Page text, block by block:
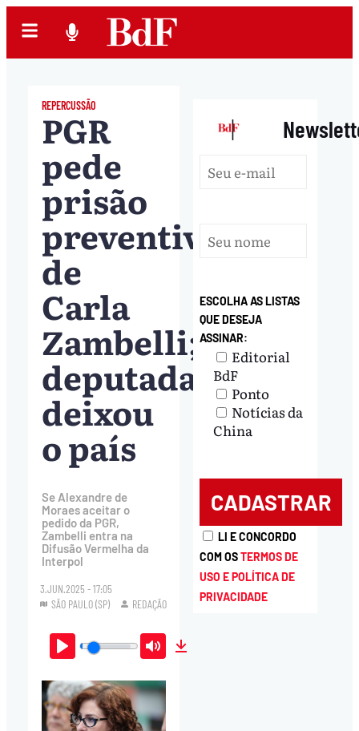
REPERCUSSÃO
PGR
pede
prisão
preventiva
de
Carla
Zambelli;
deputada
deixou
o país
Se Alexandre de
Moraes aceitar o
pedido da PGR,
Zambelli entra na
Difusão Vermelha da
Interpol
3.JUN.2025 - 17:05
SÃO PAULO (SP)
REDAÇÃO
Play Mute
|
ESCOLHA AS LISTAS
QUE DESEJA
ASSINAR:
Editorial
BdF
Ponto
Notícias da
China
LI E CONCORDO
COM OSTERMOS DE
USO E POLÍTICA DE
PRIVACIDADE